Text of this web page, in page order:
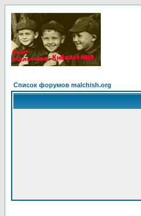
Список форумов malchish.org